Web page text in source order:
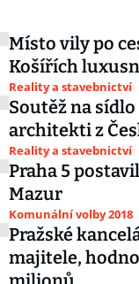
Místo vily po
Košířích
Reality a stavebnictví
Soutěž na
architekti z
Reality a stavebnictví
Praha 5
Mazur
Komunální volby 2018
Pražské
majitele,